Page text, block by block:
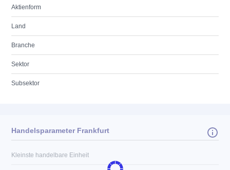
Aktienform
Land
Branche
Sektor
Subsektor
Handelsparameter Frankfurt
Kleinste handelbare Einheit